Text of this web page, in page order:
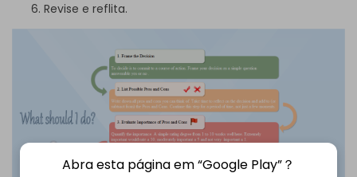
Revise e reflita.
Abra esta página em “Google Play”？